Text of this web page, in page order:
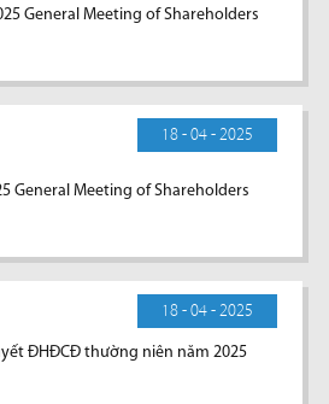
General Meeting of Shareholders
18 - 04 - 2025
General Meeting of Shareholders
18 - 04 - 2025
ĐHĐCĐ thường niên năm 2025